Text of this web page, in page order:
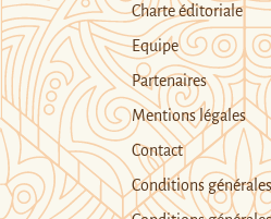
Charte éditoriale
Equipe
Partenaires
Mentions légales
Contact
Conditions